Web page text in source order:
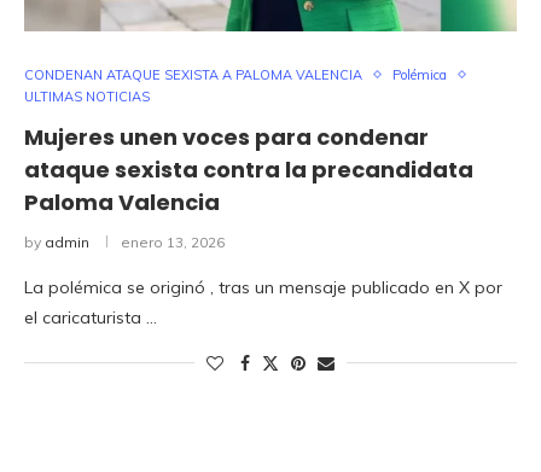
CONDENAN ATAQUE SEXISTA A PALOMA VALENCIA
Polémica
ULTIMAS NOTICIAS
Mujeres unen voces para condenar
ataque sexista contra la precandidata
Paloma Valencia
by admin enero 13, 2026
La polémica se originó , tras un mensaje publicado en X por
el caricaturista …